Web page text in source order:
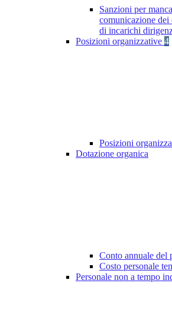
Sanzioni per
comunicazione dei
di incarichi
Posizioni organizzative 4
Posizioni
Dotazione organica
Conto annuale del
Costo personale
Personale non a tempo